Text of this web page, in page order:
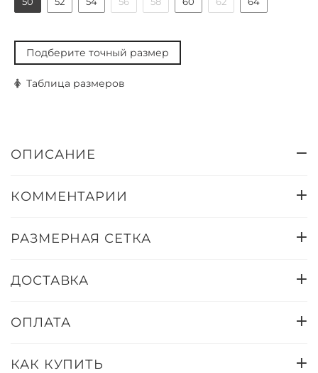
Подберите точный размер
Таблица размеров
ОПИСАНИЕ
КОММЕНТАРИИ
РАЗМЕРНАЯ СЕТКА
ДОСТАВКА
ОПЛАТА
КАК КУПИТЬ